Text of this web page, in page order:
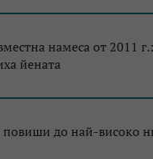
намеса от 2011
йената
до най-високо